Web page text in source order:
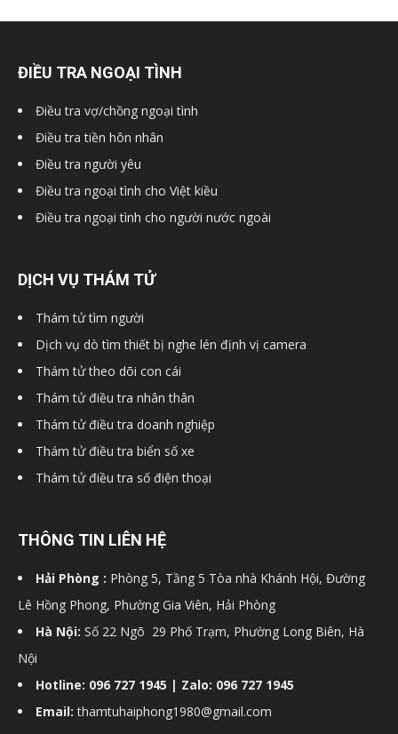
ĐIỀU TRA NGOẠI TÌNH
Điều tra vợ/chồng ngoại tình
Điều tra tiền hôn nhân
Điều tra người yêu
Điều tra ngoại tình cho Việt kiều
Điều tra ngoại tình cho người nước ngoài
DỊCH VỤ THÁM TỬ
Thám tử tìm người
Dịch vụ dò tìm thiết bị nghe lén định vị camera
Thám tử theo dõi con cái
Thám tử điều tra nhân thân
Thám tử điều tra doanh nghiệp
Thám tử điều tra biển số xe
Thám tử điều tra số điện thoại
THÔNG TIN LIÊN HỆ
Hải Phòng : Phòng 5, Tầng 5 Tòa nhà Khánh Hội, Đường
Lê Hồng Phong, Phường Gia Viên, Hải Phòng
Hà Nội: Số 22 Ngõ 29 Phố Trạm, Phường Long Biên, Hà
Nội
Hotline: 096 727 1945 | Zalo: 096 727 1945
Email: thamtuhaiphong1980@gmail.com